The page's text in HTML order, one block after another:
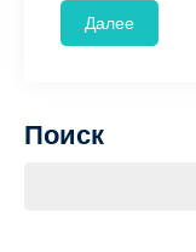
Далее
Поиск